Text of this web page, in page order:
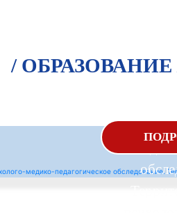
/ ОБРАЗОВАНИЕ